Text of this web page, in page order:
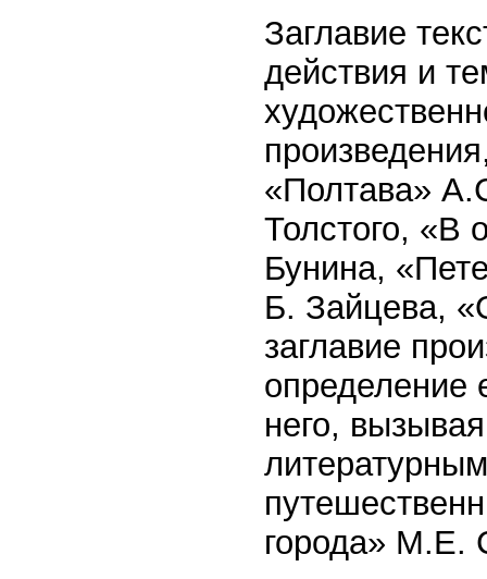
Заглавие
действия и
«Полтава»
Толстого, «В
Бунина,
Б. Зайцева,
заглавие
определение
него,
города» М.Е.